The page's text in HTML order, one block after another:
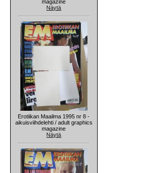
magazine
Näytä
Erotiikan Maailma 1995 nr 8 -
aikuisviihdelehti / adult graphics
magazine
Näytä